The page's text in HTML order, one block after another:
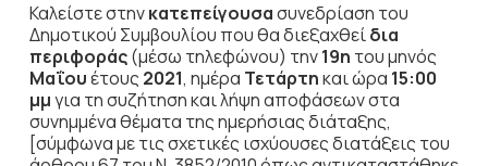
Καλείστε στηνκατεπείγουσασυνεδρίαση του
Δημοτικού Συμβουλίου που θα διεξαχθείδια
περιφοράς(μέσω τηλεφώνου) την19η του μηνός
Μαΐουέτους 2021, ημέρα Τετάρτηκαι ώρα 15:00
μμγια τη συζήτησηκαι λήψη αποφάσεων στα
συνημμένα θέματα της ημερήσιας διάταξης,
[σύμφωνα με τις σχετικές ισχύουσες διατάξεις του